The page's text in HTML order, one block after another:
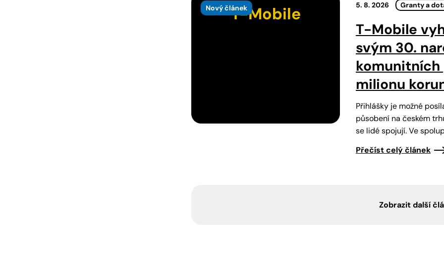
Nový článekT-Mobile 5. 8. 2026 Granty a
T-Mobile
svým 30.
komunitních
milionu
Přihlášky je možné
působení na českém
se lidé spojují. Ve
Přečíst celý článek
Zobrazit další